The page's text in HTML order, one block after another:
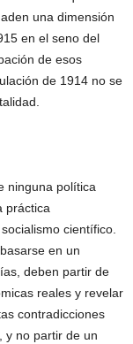
una dimensión
en el seno del
de esos
de 1914 no se
ninguna política
práctica
científico.
en un
deben partir de
reales y revelar
contradicciones
y no partir de un